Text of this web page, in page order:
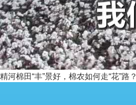
精河棉田“丰”景好，棉农如何走“花”路？